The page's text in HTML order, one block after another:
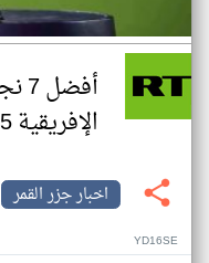
الإفريقية 2025
اخبار جزر القمر
YD16SE